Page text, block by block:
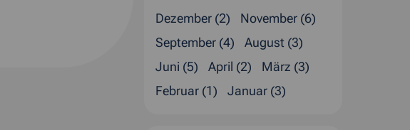
Dezember (2)
November (6)
September (4)
August (3)
Juni (5)
April (2)
März (3)
Februar (1)
Januar (3)